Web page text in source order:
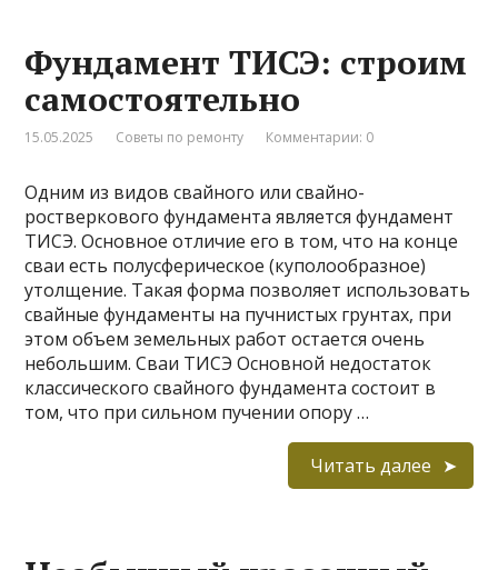
Фундамент ТИСЭ: строим
самостоятельно
15.05.2025 Советы по ремонту Комментарии: 0
Одним из видов свайного или свайно-
ростверкового фундамента является фундамент
ТИСЭ. Основное отличие его в том, что на конце
сваи есть полусферическое (куполообразное)
утолщение. Такая форма позволяет использовать
свайные фундаменты на пучнистых грунтах, при
этом объем земельных работ остается очень
небольшим. Сваи ТИСЭ Основной недостаток
классического свайного фундамента состоит в
том, что при сильном пучении опору …
Читать далее